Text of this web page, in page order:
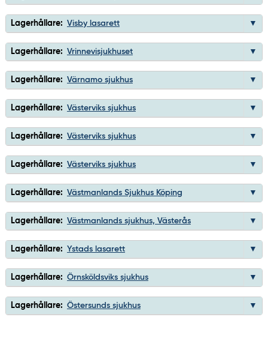
Lagerhållare: Visby lasarett
Lagerhållare: Vrinnevisjukhuset
Lagerhållare: Värnamo sjukhus
Lagerhållare: Västerviks sjukhus
Lagerhållare: Västerviks sjukhus
Lagerhållare: Västerviks sjukhus
Lagerhållare: Västmanlands Sjukhus Köping
Lagerhållare: Västmanlands sjukhus, Västerås
Lagerhållare: Ystads lasarett
Lagerhållare: Örnsköldsviks sjukhus
Lagerhållare: Östersunds sjukhus